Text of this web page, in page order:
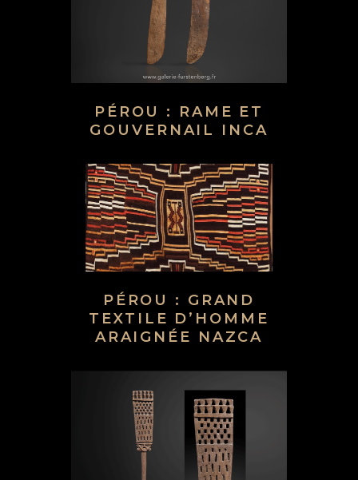
PÉROU : RAME ET
GOUVERNAIL INCA
PÉROU : GRAND
TEXTILE D’HOMME
ARAIGNÉE NAZCA